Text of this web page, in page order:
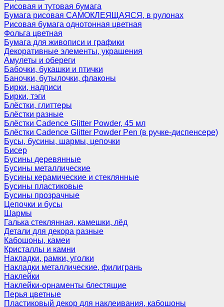
Рисовая и тутовая бумага
Бумага рисовая САМОКЛЕЯЩАЯСЯ, в рулонах
Рисовая бумага однотонная цветная
Фольга цветная
Бумага для живописи и графики
Декоративные элементы, украшения
Амулеты и обереги
Бабочки, букашки и птички
Баночки, бутылочки, флаконы
Бирки, надписи
Бирки, тэги
Блёстки, глиттеры
Блёстки разные
Блёстки Cadence Glitter Powder, 45 мл
Блёстки Cadence Glitter Powder Pen (в ручке-диспенсере)
Бусы, бусины, шармы, цепочки
Бисер
Бусины деревянные
Бусины металлические
Бусины керамические и стеклянные
Бусины пластиковые
Бусины прозрачные
Цепочки и бусы
Шармы
Галька стеклянная, камешки, лёд
Детали для декора разные
Кабошоны, камеи
Кристаллы и камни
Накладки, рамки, уголки
Накладки металлические, филигрань
Наклейки
Наклейки-орнаменты блестящие
Перья цветные
Пластиковый декор для наклеивания, кабошоны